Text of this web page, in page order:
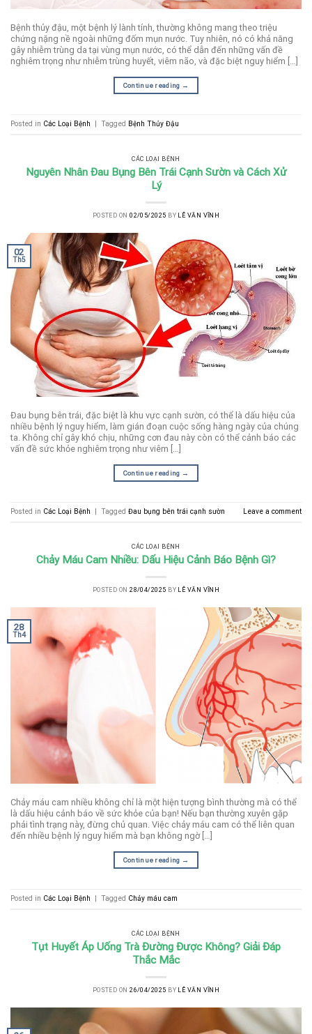
Bệnh thủy đậu, một bệnh lý lành tính, thường không mang theo triệu
chứng nặng nề ngoài những đốm mụn nước. Tuy nhiên, nó có khả năng
gây nhiễm trùng da tại vùng mụn nước, có thể dẫn đến những vấn đề
nghiêm trọng như nhiễm trùng huyết, viêm não, và đặc biệt nguy hiểm […]
Continue reading →
Posted in Các Loại Bệnh Tagged Bệnh Thủy Đậu
CÁC LOẠI BỆNH
Nguyên Nhân Đau Bụng Bên Trái Cạnh Sườn và Cách Xử
Lý
POSTED ON02/05/2025 BY LÊ VĂN VĨNH
02
Th5
Đau bụng bên trái, đặc biệt là khu vực cạnh sườn, có thể là dấu hiệu của
nhiều bệnh lý nguy hiểm, làm gián đoạn cuộc sống hàng ngày của chúng
ta. Không chỉ gây khó chịu, những cơn đau này còn có thể cảnh báo các
vấn đề sức khỏe nghiêm trọng như viêm […]
Continue reading →
Posted in Các Loại Bệnh Tagged Đau bụng bên trái cạnh sườn Leave a comment
CÁC LOẠI BỆNH
Chảy Máu Cam Nhiều: Dấu Hiệu Cảnh Báo Bệnh Gì?
POSTED ON28/04/2025 BY LÊ VĂN VĨNH
28
Th4
Chảy máu cam nhiều không chỉ là một hiện tượng bình thường mà có thể
là dấu hiệu cảnh báo về sức khỏe của bạn! Nếu bạn thường xuyên gặp
phải tình trạng này, đừng chủ quan. Việc chảy máu cam có thể liên quan
đến nhiều bệnh lý nguy hiểm mà bạn không ngờ […]
Continue reading →
Posted in Các Loại Bệnh Tagged Chảy máu cam
CÁC LOẠI BỆNH
Tụt Huyết Áp Uống Trà Đường Được Không? Giải Đáp
Thắc Mắc
POSTED ON26/04/2025 BY LÊ VĂN VĨNH